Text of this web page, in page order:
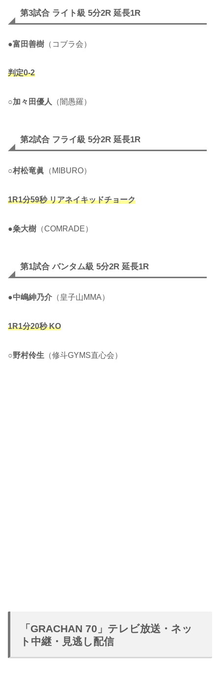
第3試合 ライト級 5分2R 延長1R
●富田善樹 （コブラ会）
判定0-2
○加々田優人 （闇愚羅）
第2試合 フライ級 5分2R 延長1R
○村松竜眞 （MIBURO）
1R1分59秒 リアネイキッドチョーク
●粂大樹 （COMRADE）
第1試合 バンタム級 5分2R 延長1R
●中嶋紳乃介 （皇子山MMA）
1R1分20秒 KO
○野村伶生 （修斗GYMS直心会）
「GRACHAN 70」テレビ放送・ネッ
ト中継・見逃し配信